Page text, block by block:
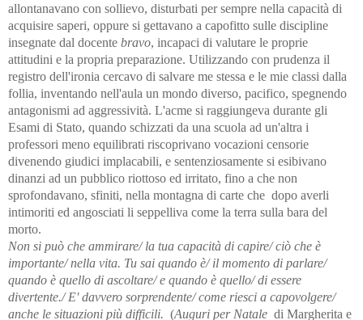
allontanavano con sollievo, disturbati per sempre nella capacità di
acquisire saperi, oppure si gettavano a capofitto sulle discipline
insegnate dal docente bravo, incapaci di valutare le proprie
attitudini e la propria preparazione. Utilizzando con prudenza il
registro dell'ironia cercavo di salvare me stessa e le mie classi dalla
follia, inventando nell'aula un mondo diverso, pacifico, spegnendo
antagonismi ad aggressività. L'acme si raggiungeva durante gli
Esami di Stato, quando schizzati da una scuola ad un'altra i
professori meno equilibrati riscoprivano vocazioni censorie
divenendo giudici implacabili, e sentenziosamente si esibivano
dinanzi ad un pubblico riottoso ed irritato, fino a che non
sprofondavano, sfiniti, nella montagna di carte che dopo averli
intimoriti ed angosciati li seppelliva come la terra sulla bara del
morto.
Non si può che ammirare/ la tua capacità di capire/ ciò che è
importante/ nella vita. Tu sai quando è/ il momento di parlare/
quando è quello di ascoltare/ e quando è quello/ di essere
divertente./ E' davvero sorprendente/ come riesci a capovolgere/
anche le situazioni più difficili. (Auguri per Natale di Margherita e